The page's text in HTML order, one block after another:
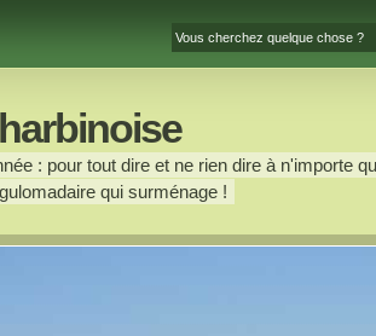
: pour tout dire et ne rien dire à n'importe
qui surménage !